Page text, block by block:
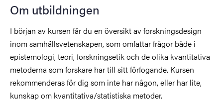
Om utbildningen
I början av kursen får du en översikt av forskningsdesign
inom samhällsvetenskapen, som omfattar frågor både i
epistemologi, teori, forskningsetik och de olika kvantitativa
metoderna som forskare har till sitt förfogande. Kursen
rekommenderas för dig som inte har någon, eller har lite,
kunskap om kvantitativa/statistiska metoder.